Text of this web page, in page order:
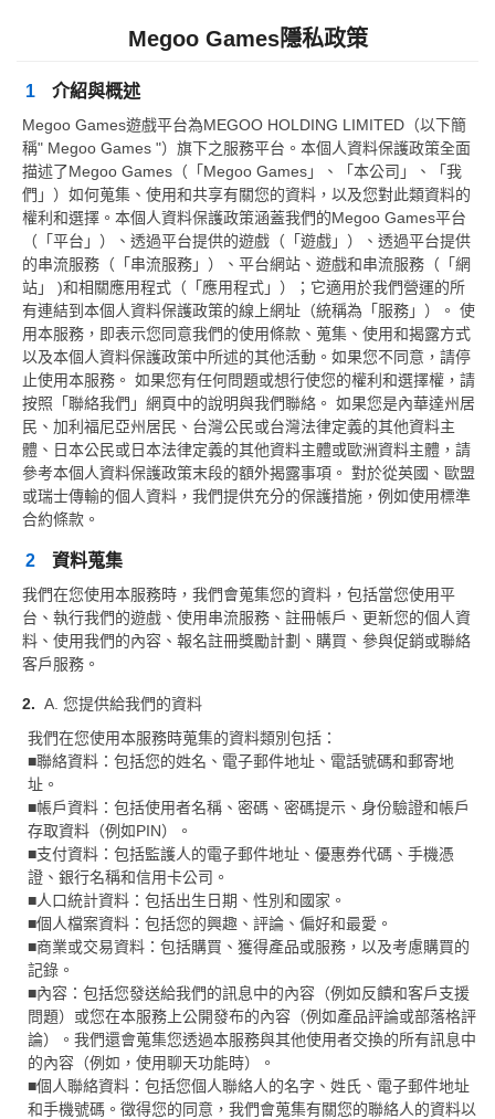
Megoo Games隱私政策
1 介紹與概述
Megoo Games遊戲平台為MEGOO HOLDING LIMITED（以下簡
稱" Megoo Games "）旗下之服務平台。本個人資料保護政策全面
描述了Megoo Games（「Megoo Games」、「本公司」、「我
們」）如何蒐集、使用和共享有關您的資料，以及您對此類資料的
權利和選擇。本個人資料保護政策涵蓋我們的Megoo Games平台
（「平台」）、透過平台提供的遊戲（「遊戲」）、透過平台提供
的串流服務（「串流服務」）、平台網站、遊戲和串流服務（「網
站」 )和相關應用程式（「應用程式」）；它適用於我們營運的所
有連結到本個人資料保護政策的線上網址（統稱為「服務」）。 使
用本服務，即表示您同意我們的使用條款、蒐集、使用和揭露方式
以及本個人資料保護政策中所述的其他活動。如果您不同意，請停
止使用本服務。 如果您有任何問題或想行使您的權利和選擇權，請
按照「聯絡我們」網頁中的說明與我們聯絡。 如果您是內華達州居
民、加利福尼亞州居民、台灣公民或台灣法律定義的其他資料主
體、日本公民或日本法律定義的其他資料主體或歐洲資料主體，請
參考本個人資料保護政策末段的額外揭露事項。 對於從英國、歐盟
或瑞士傳輸的個人資料，我們提供充分的保護措施，例如使用標準
合約條款。
2 資料蒐集
我們在您使用本服務時，我們會蒐集您的資料，包括當您使用平
台、執行我們的遊戲、使用串流服務、註冊帳戶、更新您的個人資
料、使用我們的內容、報名註冊獎勵計劃、購買、參與促銷或聯絡
客戶服務。
A. 您提供給我們的資料
我們在您使用本服務時蒐集的資料類別包括：
■聯絡資料：包括您的姓名、電子郵件地址、電話號碼和郵寄地
址。
■帳戶資料：包括使用者名稱、密碼、密碼提示、身份驗證和帳戶
存取資料（例如PIN）。
■支付資料：包括監護人的電子郵件地址、優惠券代碼、手機憑
證、銀行名稱和信用卡公司。
■人口統計資料：包括出生日期、性別和國家。
■個人檔案資料：包括您的興趣、評論、偏好和最愛。
■商業或交易資料：包括購買、獲得產品或服務，以及考慮購買的
記錄。
■內容：包括您發送給我們的訊息中的內容（例如反饋和客戶支援
問題）或您在本服務上公開發布的內容（例如產品評論或部落格評
論）。我們還會蒐集您透過本服務與其他使用者交換的所有訊息中
的內容（例如，使用聊天功能時）。
■個人聯絡資料：包括您個人聯絡人的名字、姓氏、電子郵件地址
和手機號碼。徵得您的同意，我們會蒐集有關您的聯絡人的資料以